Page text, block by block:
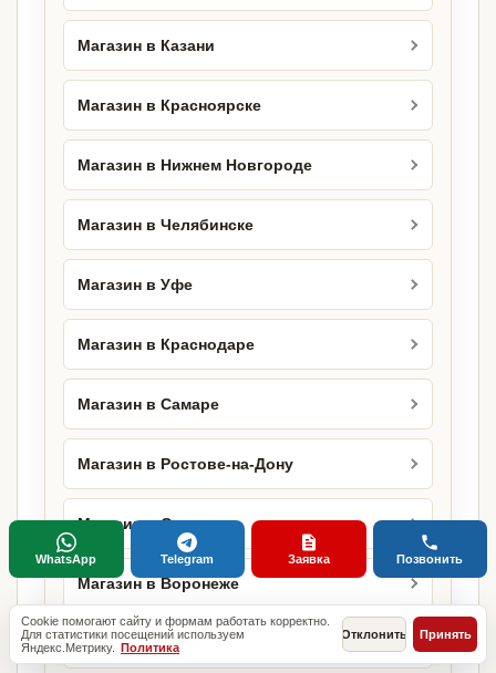
Магазин в Казани
Магазин в Красноярске
Магазин в Нижнем Новгороде
Магазин в Челябинске
Магазин в Уфе
Магазин в Краснодаре
Магазин в Самаре
Магазин в Ростове-на-Дону
Магазин в Омске
Магазин в Воронеже
Магазин в Перми
Cookie помогают сайту и формам работать корректно.
Для статистики посещений используем
Яндекс.Метрику. Политика
Отклонить Принять
WhatsApp Telegram Заявка Позвонить